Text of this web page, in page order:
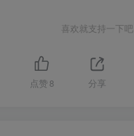
喜欢就支持一下吧
点赞 8 分享